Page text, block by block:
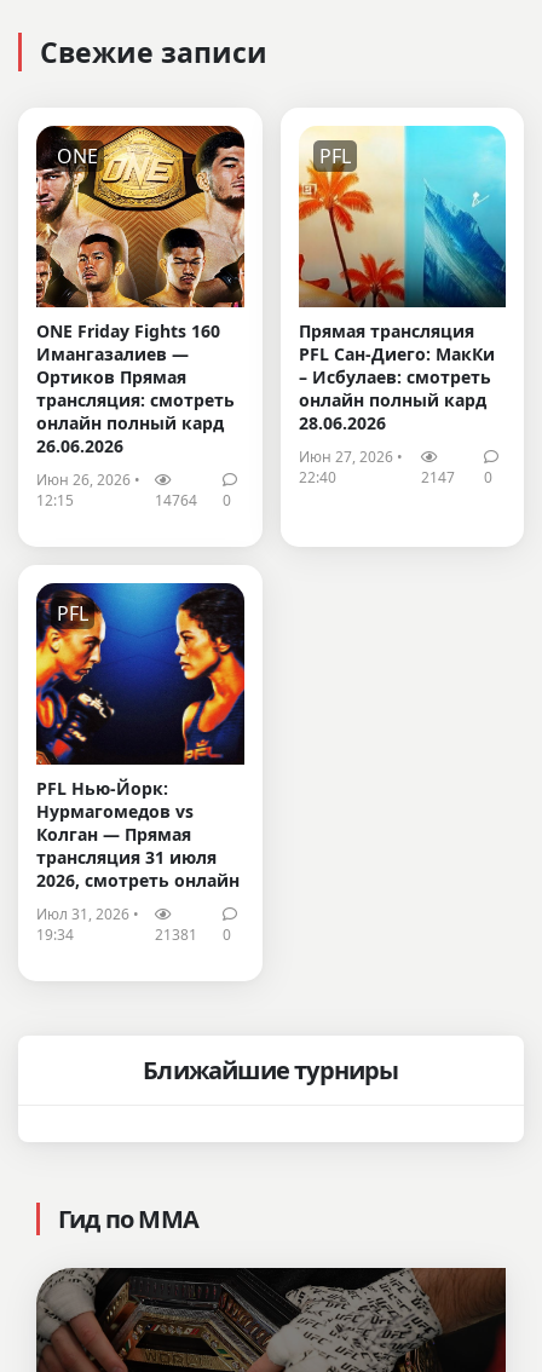
Свежие записи
ONE
ONE Friday Fights 160
Имангазалиев —
Ортиков Прямая
трансляция: смотреть
онлайн полный кард
26.06.2026
Июн 26, 2026 •
12:15
14764 0
PFL
Прямая трансляция
PFL Сан-Диего: МакКи
– Исбулаев: смотреть
онлайн полный кард
28.06.2026
Июн 27, 2026 •
22:40
2147 0
PFL
PFL Нью-Йорк:
Нурмагомедов vs
Колган — Прямая
трансляция 31 июля
2026, смотреть онлайн
Июл 31, 2026 •
19:34
21381 0
Ближайшие турниры
Гид по ММА